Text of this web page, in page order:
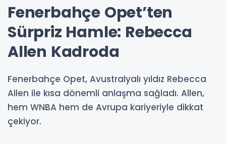
Fenerbahçe Opet’ten
Sürpriz Hamle: Rebecca
Allen Kadroda
Fenerbahçe Opet, Avustralyalı yıldız Rebecca
Allen ile kısa dönemli anlaşma sağladı. Allen,
hem WNBA hem de Avrupa kariyeriyle dikkat
çekiyor.